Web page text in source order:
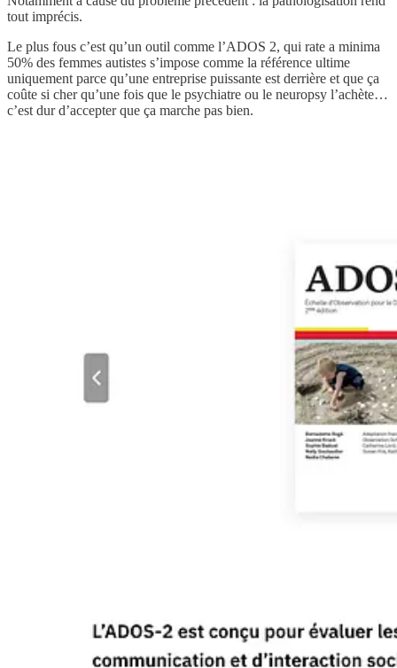
tout imprécis.
Le plus fous c’est qu’un outil comme l’ADOS 2, qui rate a minima
50% des femmes autistes s’impose comme la référence ultime
uniquement parce qu’une entreprise puissante est derrière et que ça
coûte si cher qu’une fois que le psychiatre ou le neuropsy l’achète…
c’est dur d’accepter que ça marche pas bien.